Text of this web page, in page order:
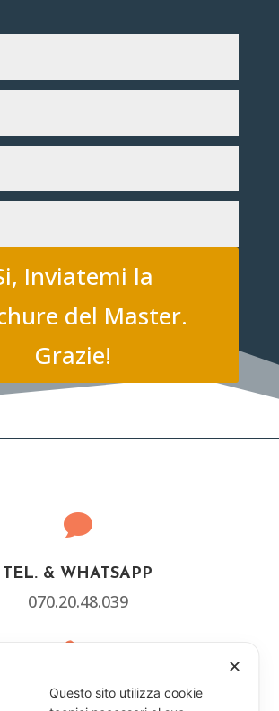
Inviatemi la
del Master.
Grazie!

TEL. & WHATSAPP
070.20.48.039
CONTATTO DIRETTO
✕
Questo sito utilizza cookie